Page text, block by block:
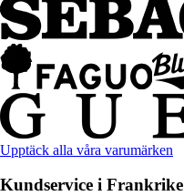
Upptäck alla våra varumärken
Kundservice i Frankrike